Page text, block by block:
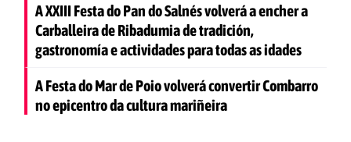
A XXIII Festa do Pan do Salnés volverá a encher a
Carballeira de Ribadumia de tradición,
gastronomía e actividades para todas as idades
A Festa do Mar de Poio volverá convertir Combarro
no epicentro da cultura mariñeira